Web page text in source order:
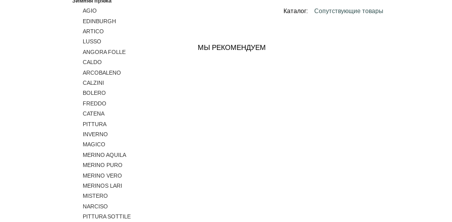
AGIO
EDINBURGH
ARTICO
LUSSO
ANGORA FOLLE
CALDO
ARCOBALENO
CALZINI
BOLERO
FREDDO
CATENA
PITTURA
INVERNO
MAGICO
MERINO AQUILA
MERINO PURO
MERINO VERO
MERINOS LARI
MISTERO
NARCISO
PITTURA SOTTILE
Каталог: Сопутствующие товары
МЫ РЕКОМЕНДУЕМ